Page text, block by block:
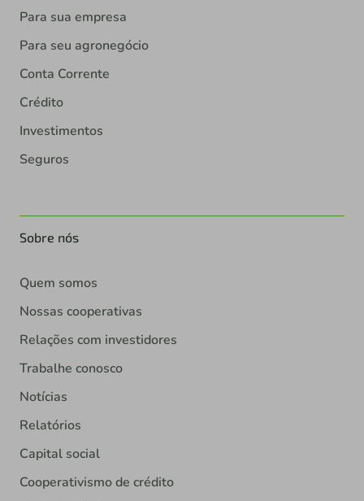
Para sua empresa
Para seu agronegócio
Conta Corrente
Crédito
Investimentos
Seguros
Sobre nós
Quem somos
Nossas cooperativas
Relações com investidores
Trabalhe conosco
Notícias
Relatórios
Capital social
Cooperativismo de crédito